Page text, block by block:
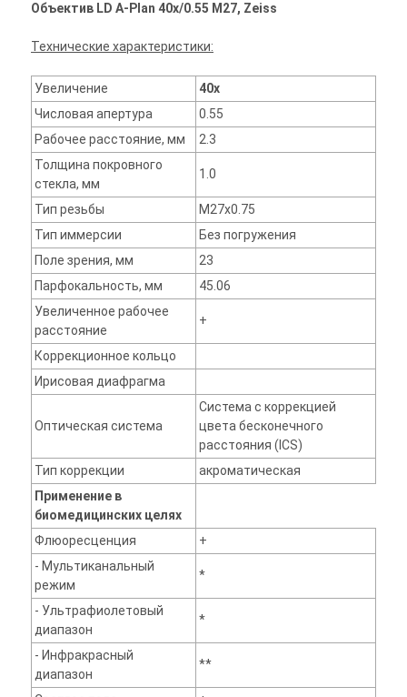
Объектив LD A-Plan 40x/0.55 M27, Zeiss
Технические характеристики:
Увеличение
40x
Числовая апертура
0.55
Рабочее расстояние, мм
2.3
Толщина покровного
стекла, мм
1.0
Тип резьбы
M27x0.75
Тип иммерсии
Без погружения
Поле зрения, мм
23
Парфокальность, мм
45.06
Увеличенное рабочее
расстояние
+
Коррекционное кольцо
Ирисовая диафрагма
Оптическая система
Система с коррекцией
цвета бесконечного
расстояния (ICS)
Тип коррекции
акроматическая
Применение в
биомедицинских целях
Флюоресценция
+
- Мультиканальный
режим
*
- Ультрафиолетовый
диапазон
*
- Инфракрасный
диапазон
**